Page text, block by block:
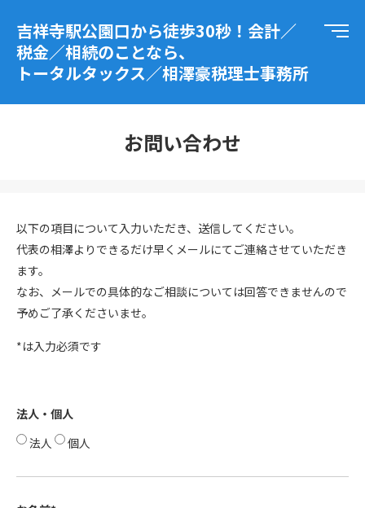
吉祥寺駅公園口から徒歩30秒！会計／
税金／相続のことなら、
トータルタックス／相澤豪税理士事務所
お問い合わせ
以下の項目について入力いただき、送信してください。
代表の相澤よりできるだけ早くメールにてご連絡させていただき
ます。
なお、メールでの具体的なご相談については回答できませんので
予めご了承くださいませ。
*は入力必須です
法人・個人
法人
個人